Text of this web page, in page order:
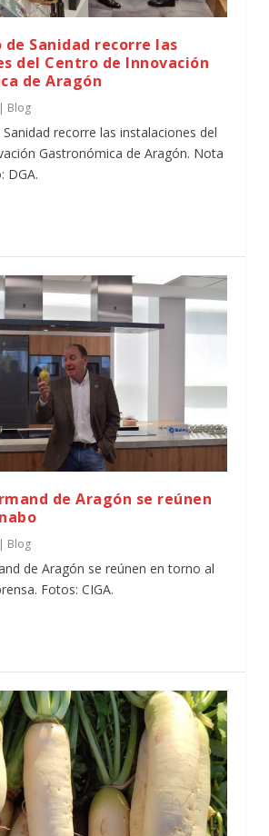
de Sanidad recorre las
del Centro de Innovación
de Aragón
| Blog
recorre las instalaciones del
Gastronómica de Aragón. Nota
DGA.
de Aragón se reúnen
Blog
de Aragón se reúnen en torno al
Fotos: CIGA.